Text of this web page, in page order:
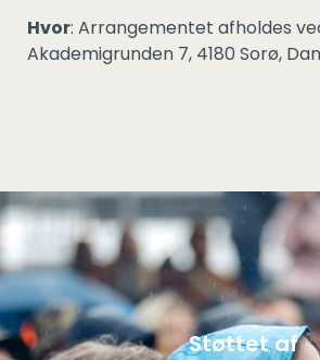
Hvor: Arrangementet afholdes
Akademigrunden 7, 4180 Sorø,
Støttet af